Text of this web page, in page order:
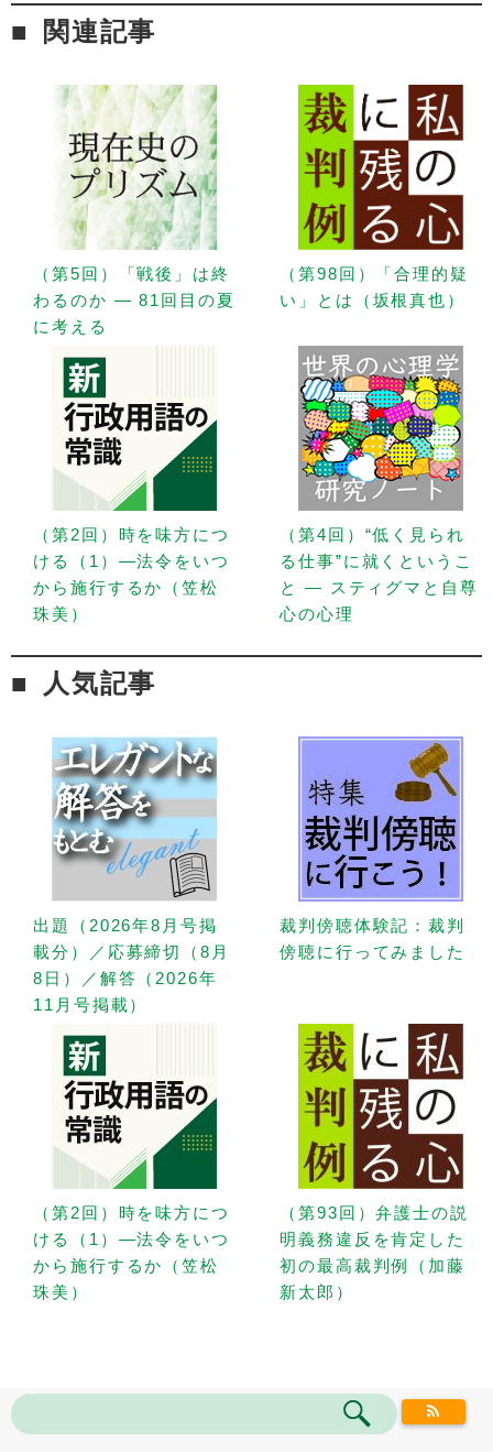
関連記事
（第5回）「戦後」は終
わるのか — 81回目の夏
に考える
（第98回）「合理的疑
い」とは（坂根真也）
（第2回）時を味方につ
ける（1）—法令をいつ
から施行するか（笠松
珠美）
（第4回）“低く見られ
る仕事”に就くというこ
と — スティグマと自尊
心の心理
人気記事
出題（2026年8月号掲
載分）／応募締切（8月
8日）／解答（2026年
11月号掲載）
裁判傍聴体験記：裁判
傍聴に行ってみました
（第2回）時を味方につ
ける（1）—法令をいつ
から施行するか（笠松
珠美）
（第93回）弁護士の説
明義務違反を肯定した
初の最高裁判例（加藤
新太郎）